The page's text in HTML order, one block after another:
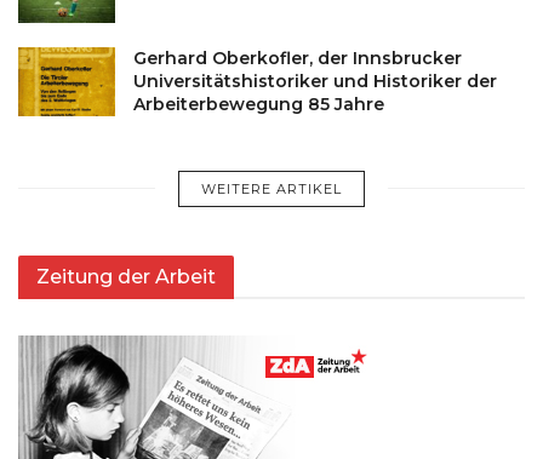
Gerhard Oberkofler, der Innsbrucker
Universitätshistoriker und Historiker der
Arbeiterbewegung 85 Jahre
WEITERE ARTIKEL
Zeitung der Arbeit